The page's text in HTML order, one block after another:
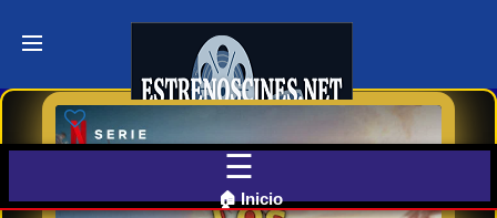
Últimos
🎬 VER
AHORA
🏠 Inicio